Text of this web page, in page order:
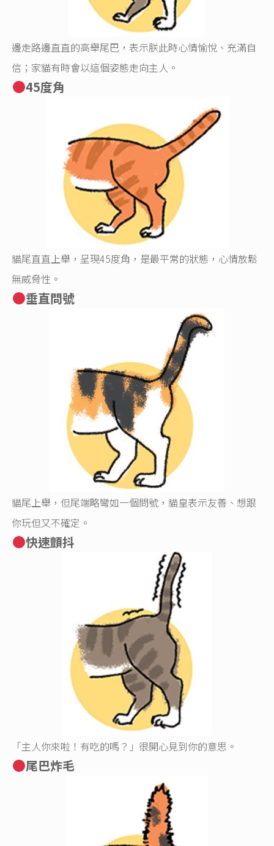
邊走路邊直直的高舉尾巴，表示朕此時心情愉悅、充滿自
信；家貓有時會以這個姿態走向主人。
45度角
貓尾直直上舉，呈現45度角，是最平常的狀態，心情放鬆
無威脅性。
垂直問號
貓尾上舉，但尾端略彎如一個問號，貓皇表示友善、想跟
你玩但又不確定。
快速顫抖
「主人你來啦！有吃的嗎？」很開心見到你的意思。
尾巴炸毛